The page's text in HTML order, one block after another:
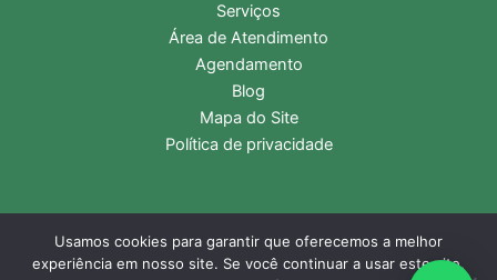
Serviços
Área de Atendimento
Agendamento
Blog
Mapa do Site
Política de privacidade
Copyright © 2026 Assistência Técnica Lofra | Central de
Usamos cookies para garantir que oferecemos a melhor
experiência em nosso site. Se você continuar a usar este site,